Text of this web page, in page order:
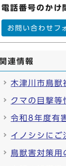
電話番号のかけ
お問い合わせフ
関連情報
木津川市鳥獣
クマの目撃等
令和8年度有
イノシシにご
鳥獣害対策用